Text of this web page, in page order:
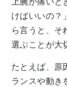
けばいいの？
ら言うと、そ
選ぶことが大
たとえば、原
ランスや動き